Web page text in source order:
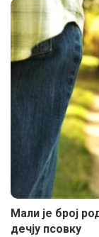
Мали је број
дечју псовку